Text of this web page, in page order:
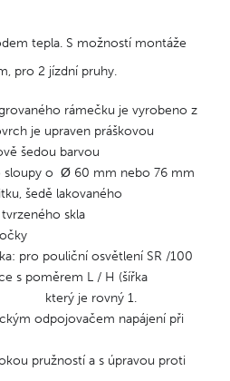
tepla. S možností montáže
pro 2 jízdní pruhy.
rámečku je vyrobeno z
je upraven práškovou
šedou barvou
sloupy o Ø 60 mm nebo 76 mm
šedě lakovaného
skla
pro pouliční osvětlení SR /100
s poměrem L / H (šířka
který je rovný 1.
odpojovačem napájení při
pružností a s úpravou proti